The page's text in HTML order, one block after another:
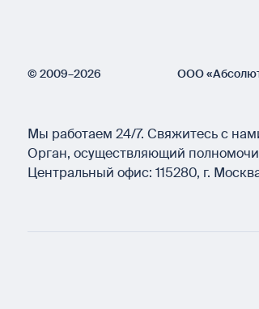
© 2009–2026 ООО
Мы работаем 24/7. Свяжитесь с
Орган, осуществляющий
Центральный офис: 115280, г.